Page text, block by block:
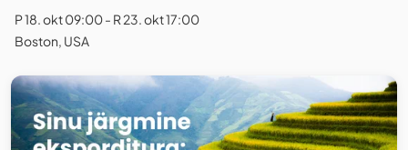
P 18. okt 09:00 - R 23. okt 17:00
Boston, USA